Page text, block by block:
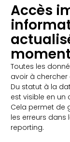
Accès
moment
Toutes les
avoir à chercher
Du statut à la
est visible en
Cela permet de
les erreurs dans
reporting.